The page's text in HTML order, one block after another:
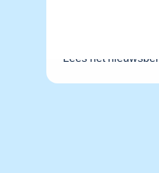
Lees het